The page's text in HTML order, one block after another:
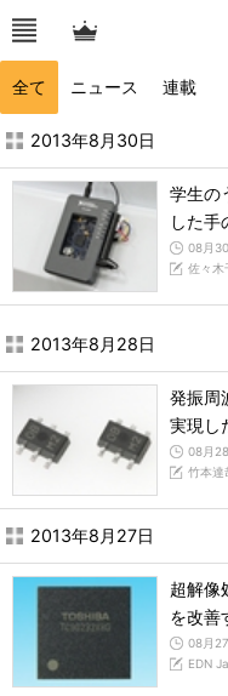
全て ニュース 連載
2013年8月の記事一覧 -
2013年8月30日
学生の
した手
08月
佐々木
2013年8月28日
発振周
実現し
08月
竹本達
2013年8月27日
超解像
を改善
08月
EDN